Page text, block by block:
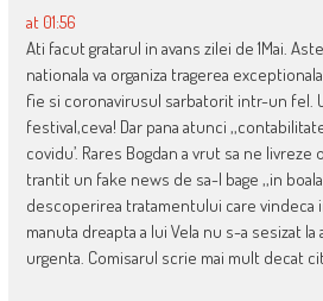
at 01:56
Ati facut gratarul in avans zilei de 1Mai.
nationala va organiza tragerea
fie si coronavirusul sarbatorit intr-un fel.
festival,ceva! Dar pana atunci
covidu’. Rares Bogdan a vrut sa ne
trantit un fake news de sa-l bage ,,in
descoperirea tratamentului care vindeca
manuta dreapta a lui Vela nu s-a sesizat
urgenta. Comisarul scrie mai mult decat